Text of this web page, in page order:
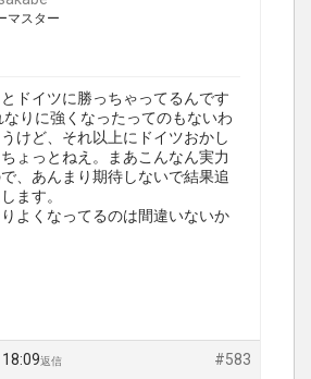
マスター
ドイツに勝っちゃってるんです
りに強くなったってのもないわ
けど、それ以上にドイツおかし
ょっとねえ。まあこんなん実力
、あんまり期待しないで結果追
ます。
よくなってるのは間違いないか
#583
返信